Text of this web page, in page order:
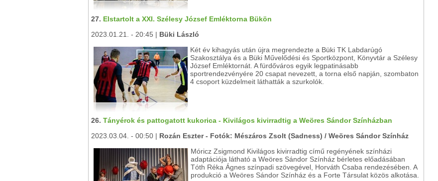
27. Elstartolt a XXI. Szélesy József Emléktorna Bükön
2023.01.21. - 20:45 | Büki László
Két év kihagyás után újra megrendezte a Büki TK Labdarúgó
Szakosztálya és a Büki Művelődési és Sportközpont, Könyvtár a Szélesy
József Emléktornát. A fürdőváros egyik legpatinásabb
sportrendezvényére 20 csapat nevezett, a torna első napján, szombaton
4 csoport küzdelmeit láthatták a szurkolók.
26. Tányérok és pattogatott kukorica - Kivilágos kivirradtig a Weöres Sándor Színházban
2023.03.04. - 00:50 | Rozán Eszter - Fotók: Mészáros Zsolt (Sadness) / Weöres Sándor Színház
Móricz Zsigmond Kivilágos kivirradtig című regényének színházi
adaptációja látható a Weöres Sándor Színház bérletes előadásában
Tóth Réka Ágnes színpadi szövegével, Horváth Csaba rendezésében. A
produkció a Weöres Sándor Színház és a Forte Társulat közös alkotása.